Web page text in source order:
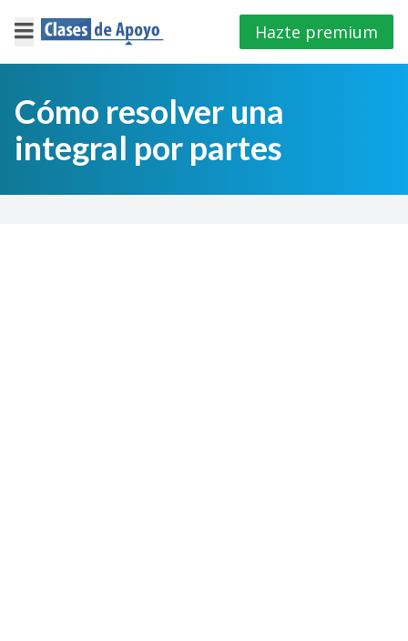
×
Iniciar
sesión
Hazte premium
Cómo resolver una
integral por partes